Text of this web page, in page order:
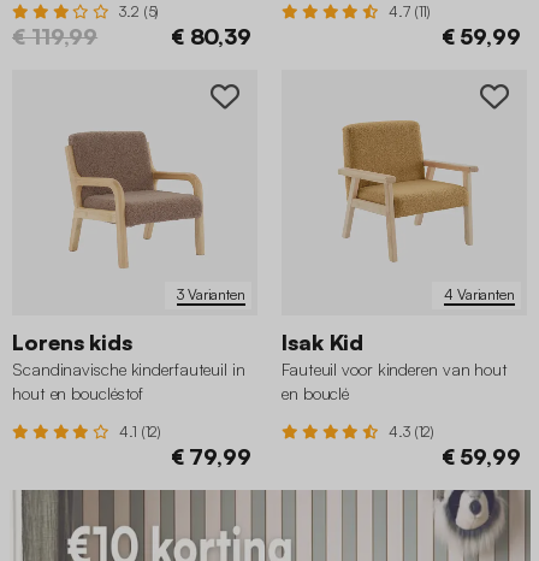
3.2 (5)
€ 119,99 € 80,39
4.7 (11)
€ 59,99
3 Varianten
Lorens kids
Scandinavische kinderfauteuil in
hout en boucléstof
4.1 (12)
€ 79,99
4 Varianten
Isak Kid
Fauteuil voor kinderen van hout
en bouclé
4.3 (12)
€ 59,99